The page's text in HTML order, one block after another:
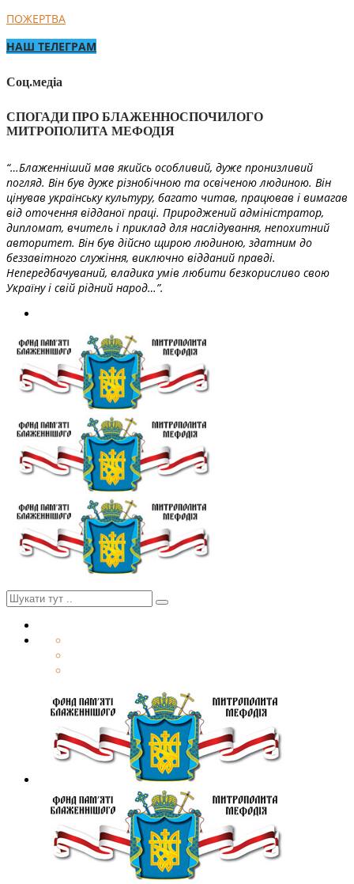
ПОЖЕРТВА
НАШ ТЕЛЕГРАМ
Соц.медіа
СПОГАДИ ПРО БЛАЖЕННОСПОЧИЛОГО
МИТРОПОЛИТА МЕФОДІЯ
“…Блаженніший мав якийсь особливий, дуже пронизливий
погляд. Він був дуже різнобічною та освіченою людиною. Він
цінував українську культуру, багато читав, працював і вимагав
від оточення відданої праці. Природжений адміністратор,
дипломат, вчитель і приклад для наслідування, непохитний
авторитет. Він був дійсно щирою людиною, здатним до
беззавітного служіння, виключно відданий правді.
Непередбачуваний, владика умів любити безкорисливо свою
Україну і свій рідний народ…”.